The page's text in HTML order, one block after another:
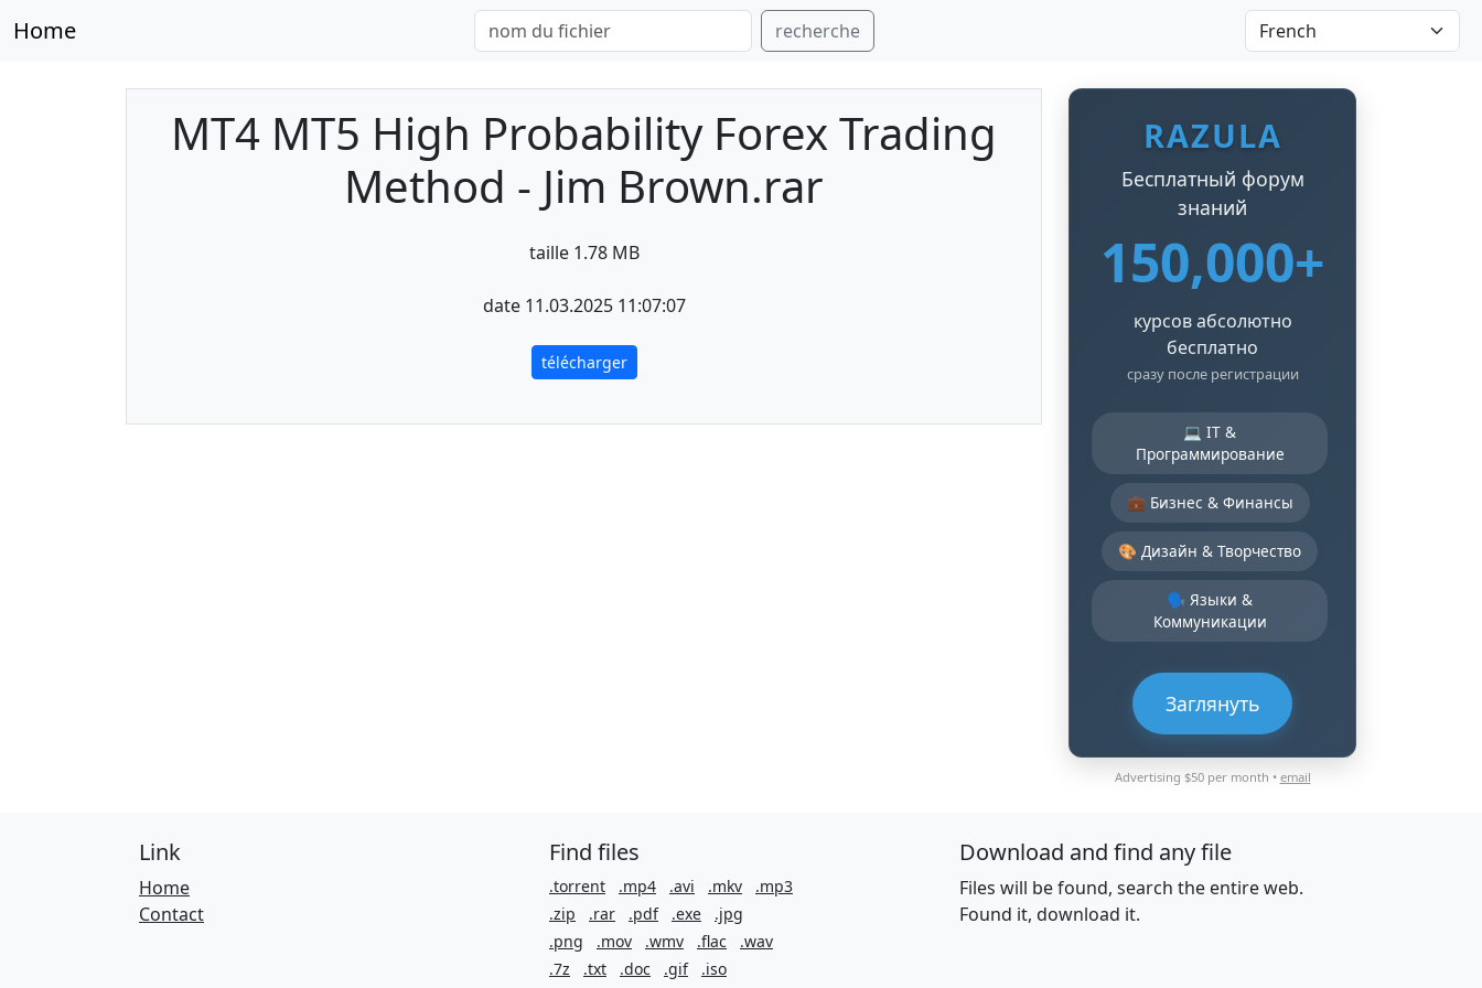
Home recherche
MT4 MT5 High Probability Forex Trading
Method - Jim Brown.rar
taille 1.78 MB
date 11.03.2025 11:07:07
télécharger
RAZULA
Бесплатный форум
знаний
150,000+
курсов абсолютно
бесплатно
сразу после регистрации
💻 IT &
Программирование
💼 Бизнес & Финансы
🎨 Дизайн & Творчество
🗣️ Языки &
Коммуникации
Заглянуть
Advertising $50 per month • email
Link
Home
Contact
Find files
.torrent .mp4 .avi .mkv
.mp3
.zip
.rar .pdf .exe
.jpg
.png
.mov .wmv .flac
.wav
.7z
.txt .doc .gif .iso
Download and find any file
Files will be found, search the entire web.
Found it, download it.